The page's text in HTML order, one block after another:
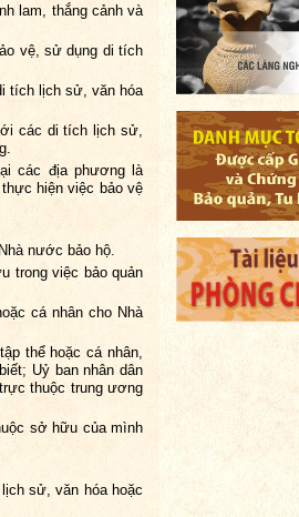
lam, thắng cảnh và
vệ, sử dụng di tích
tích lịch sử, văn hóa
các di tích lịch sử,
các địa phương là
hiện việc bảo vệ
nước bảo hộ.
trong việc bảo quản
cá nhân cho Nhà
thể hoặc cá nhân,
Uỷ ban nhân dân
thuộc trung ương
sở hữu của mình
sử, văn hóa hoặc